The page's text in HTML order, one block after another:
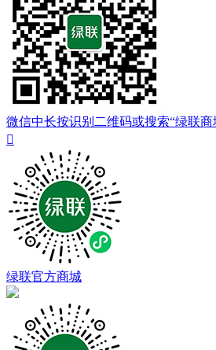
微信中长按识别二维码或搜索“绿联商

绿联官方商城